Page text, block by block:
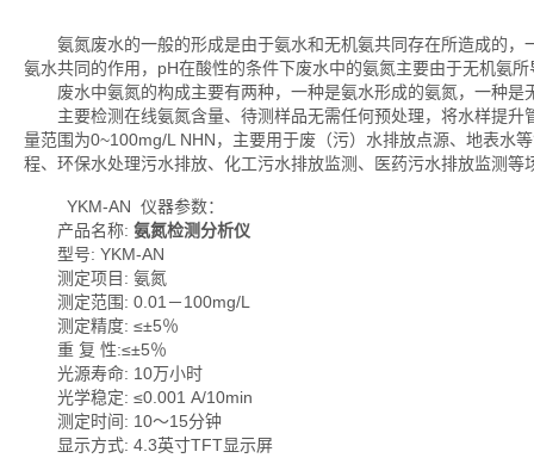
氨氮废水的一般的形成是由于氨水和无机氨共同存在所造成的，
氨水共同的作用，pH在酸性的条件下废水中的氨氮主要由于无机氨所
废水中氨氮的构成主要有两种，一种是氨水形成的氨氮，一种是
主要检测在线氨氮含量、待测样品无需任何预处理，将水样提升
量范围为0~100mg/L NHN，主要用于废（污）水排放点源、地表水
程、环保水处理污水排放、化工污水排放监测、医药污水排放监测等
YKM-AN 仪器参数：
产品名称: 氨氮检测分析仪
型号: YKM-AN
测定项目: 氨氮
测定范围: 0.01－100mg/L
测定精度: ≤±5％
重 复 性:≤±5％
光源寿命: 10万小时
光学稳定: ≤0.001 A/10min
测定时间: 10～15分钟
显示方式: 4.3英寸TFT显示屏